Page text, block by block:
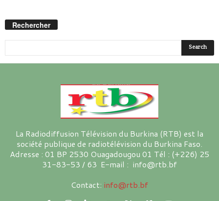
Rechercher
La Radiodiffusion Télévision du Burkina (RTB) est la
société publique de radiotélévision du Burkina Faso.
Adresse : 01 BP 2530 Ouagadougou 01 Tél : (+226) 25
31-83-53 / 63 E-mail : info@rtb.bf
Contact: info@rtb.bf